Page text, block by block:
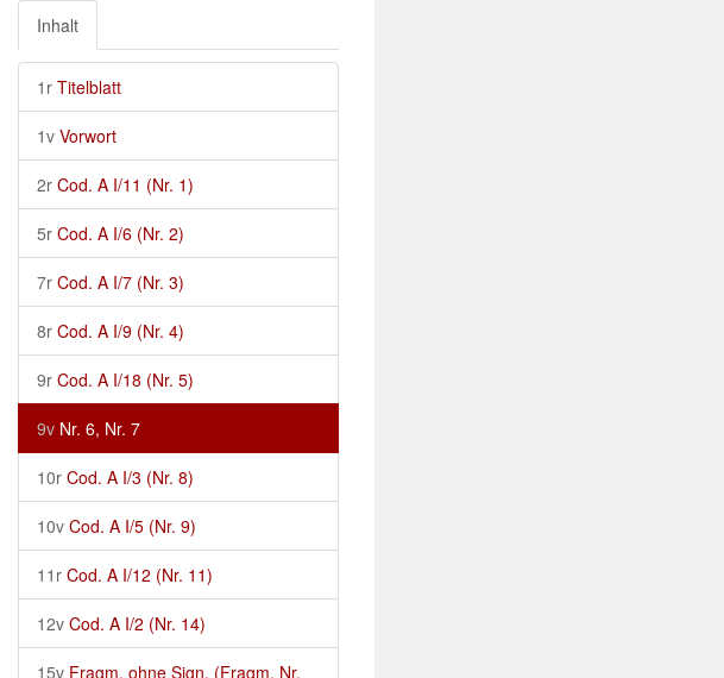
Inhalt
1r Titelblatt
1v Vorwort
2r Cod. A I/11 (Nr. 1)
5r Cod. A I/6 (Nr. 2)
7r Cod. A I/7 (Nr. 3)
8r Cod. A I/9 (Nr. 4)
9r Cod. A I/18 (Nr. 5)
9v Nr. 6, Nr. 7
10r Cod. A I/3 (Nr. 8)
10v Cod. A I/5 (Nr. 9)
11r Cod. A I/12 (Nr. 11)
12v Cod. A I/2 (Nr. 14)
15v Fragm. ohne Sign. (Fragm. Nr.